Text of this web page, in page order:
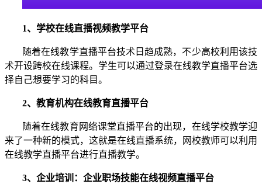
1、 学校在线直播视频教学平台
随着在线教学直播平台技术日趋成熟，不少高校利用该技
术开设跨校在线课程。学生可以通过登录在线教学直播平台选
择自己想要学习的科目。
2、教育机构在线教育直播平台
随着在线教育网络课堂直播平台的出现，在线学校教学迎
来了一种新的模式，这就是在线直播系统，网校教师可以利用
在线教学直播平台进行直播教学。
3、企业培训：企业职场技能在线视频直播平台